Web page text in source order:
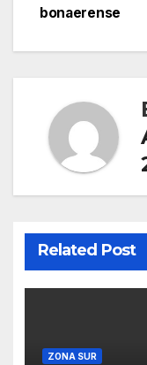
bonaerense
Related Post
ZONA SUR